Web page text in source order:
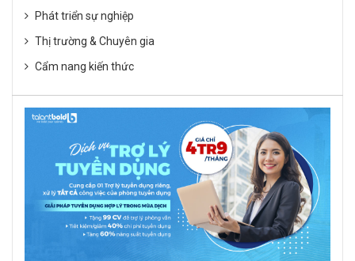
Phát triển sự nghiệp
Thị trường & Chuyên gia
Cẩm nang kiến thức